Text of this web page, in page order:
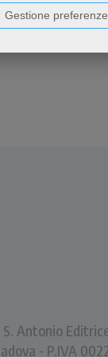
Gestione preferenze
S. Antonio
- P.IVA